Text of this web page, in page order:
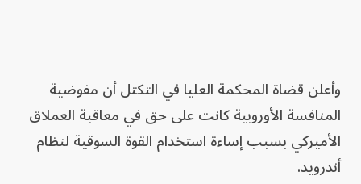
وأعلن قضاة المحكمة العليا في التكتل أن مفوضية
المنافسة الأوروبية كانت على حق في معاقبة العملاق
الأميركي بسبب إساءة استخدام القوة السوقية لنظام
أندرويد.